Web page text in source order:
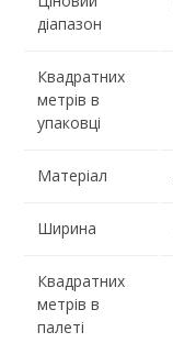
діапазон
Квадратних
метрів в
упаковці
Матеріал
Ширина
Квадратних
метрів в
палеті